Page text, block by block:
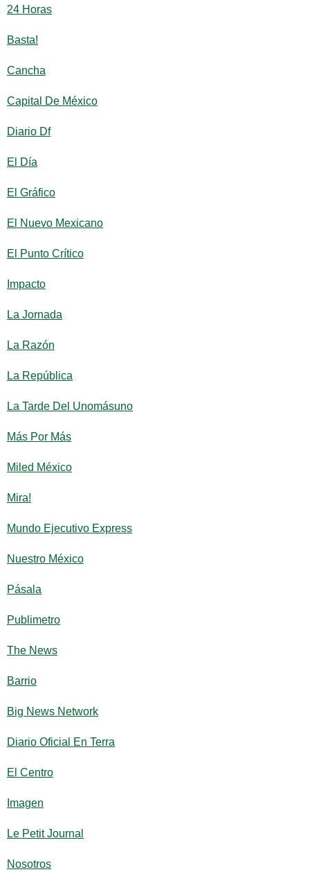
24 Horas
Basta!
Cancha
Capital De México
Diario Df
El Día
El Gráfico
El Nuevo Mexicano
El Punto Crítico
Impacto
La Jornada
La Razón
La República
La Tarde Del Unomásuno
Más Por Más
Miled México
Mira!
Mundo Ejecutivo Express
Nuestro México
Pásala
Publimetro
The News
Barrio
Big News Network
Diario Oficial En Terra
El Centro
Imagen
Le Petit Journal
Nosotros